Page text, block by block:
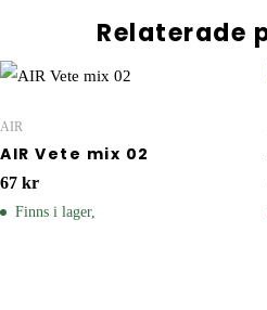
Relaterade
AIR
AIR Vete mix 02
67 kr
Finns i lager,